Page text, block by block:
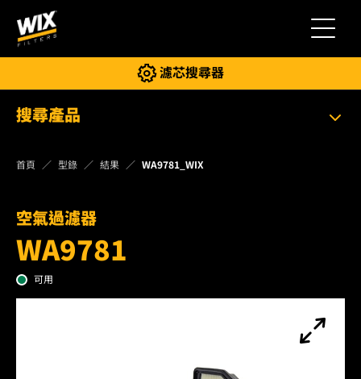
切換導航
濾芯搜尋器
搜尋產品
首頁 型錄 結果 WA9781_WIX
空氣過濾器
WA9781
可用